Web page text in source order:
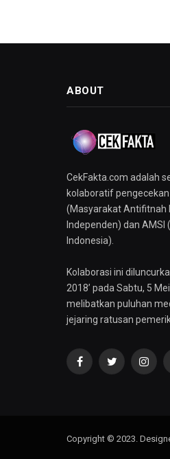
ABOUT
CekFakta.com adalah
kolaboratif
(Masyarakat Antifitnah
Independen) dan AMSI
Indonesia).
Kolaborasi ini
2018’ pada Sabtu, 5
melibatkan puluhan
jejaring ratusan
FacebookTwitter
Copyright © 2023.